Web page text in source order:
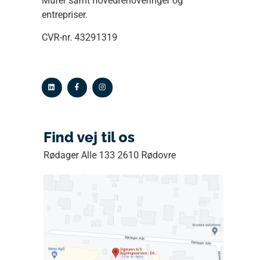
entrepriser.
CVR-nr. 43291319
Find vej til os
Rødager Alle 133 2610 Rødovre